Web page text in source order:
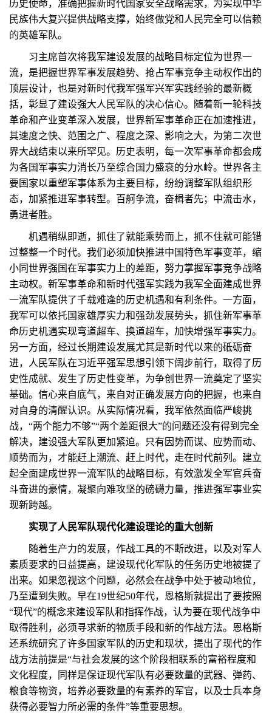
历史使命，准确把握新时代国家安全战略需求，为实现中华
民族伟大复兴提供战略支撑，始终做党和人民完全可以信赖
的英雄军队。
习主席首次将我军建设发展的战略目标定位为世界一
流，是把握世界军事发展趋势、抢占军事竞争主动权作出的
顶层设计，也是对新时代我军强军兴军实践经验的最新概
括，彰显了建设强大人民军队的决心信心。随着新一轮科技
革命和产业变革深入发展，世界新军事革命正在加速推进，
其速度之快、范围之广、程度之深、影响之大，为第二次世
界大战结束以来所罕见。历史表明，每一次军事革命都会成
为各国军事实力消长乃至综合国力盛衰的分水岭。世界各主
要国家以重塑军事体系为主要目标，纷纷调整军队组织形
态，加紧推进军事转型。百舸争流，奋楫者先；中流击水，
勇进者胜。
机遇稍纵即逝，抓住了就能乘势而上，抓不住就可能错
过整整一个时代。我们必须加快推进中国特色军事变革，缩
小同世界强国在军事实力上的差距，努力掌握军事竞争战略
主动权。新军事革命和新时代强军实践为我军全面建成世界
一流军队提供了千载难逢的历史机遇和有利条件。一方面，
我军可以依托国家雄厚实力和强劲发展势头，抓住新军事革
命历史机遇实现弯道超车、换道超车，加快增强军事实力。
另一方面，经过长期建设发展尤其是新时代以来的砥砺奋
进，人民军队在习近平强军思想引领下阔步前行，取得了历
史性成就、发生了历史性变革，为争创世界一流奠定了坚实
基础。信心来自底气，来自对正确发展方向的把握，也来自
对自身的清醒认识。从实际情况看，我军依然面临严峻挑
战，“两个能力不够”“两个差距很大”的问题还没有得到完全
解决，建设强大军队更加紧迫。只有因势而谋、应势而动、
顺势而为，才能赶上潮流、赶上时代，走在时代前列。建立
起全面建成世界一流军队的战略目标，有效激发全军官兵奋
斗奋进的豪情，凝聚向难攻坚的磅礴力量，推进强军事业实
现新跨越。
实现了人民军队现代化建设理论的重大创新
随着生产力的发展，作战工具的不断改进，以及对军人
素质要求的日益提高，建设现代化军队的任务历史地被提了
出来。如果忽视这个问题，必然会在战争中处于被动地位，
乃至遭到失败。早在19世纪50年代，恩格斯就提出了要按照
“现代”的概念来建设军队和指挥作战，认为要在现代战争中
取得胜利，必须寻求新的物质手段和新的作战方法。恩格斯
还系统研究了许多国家军队的历史和现状，提出了现代的作
战方法前提是“与社会发展的这个阶段相联系的富裕程度和
文化程度，同样是保证现代军队有必要数量的武器、弹药、
粮食等物资，培养必要数量的有素养的军官，以及士兵本身
获得必要智力所必需的条件”等重要思想。